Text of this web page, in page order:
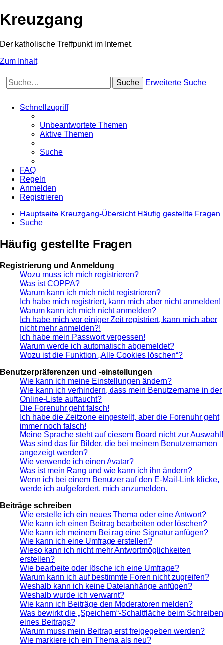
Kreuzgang
Der katholische Treffpunkt im Internet.
Zum Inhalt
Suche Erweiterte Suche
Schnellzugriff
Unbeantwortete Themen
Aktive Themen
Suche
FAQ
Regeln
Anmelden
Registrieren
Hauptseite Kreuzgang-Übersicht Häufig gestellte Fragen
Suche
Häufig gestellte Fragen
Registrierung und Anmeldung
Wozu muss ich mich registrieren?
Was ist COPPA?
Warum kann ich mich nicht registrieren?
Ich habe mich registriert, kann mich aber nicht anmelden!
Warum kann ich mich nicht anmelden?
Ich habe mich vor einiger Zeit registriert, kann mich aber
nicht mehr anmelden?!
Ich habe mein Passwort vergessen!
Warum werde ich automatisch abgemeldet?
Wozu ist die Funktion „Alle Cookies löschen“?
Benutzerpräferenzen und -einstellungen
Wie kann ich meine Einstellungen ändern?
Wie kann ich verhindern, dass mein Benutzername in der
Online-Liste auftaucht?
Die Forenuhr geht falsch!
Ich habe die Zeitzone eingestellt, aber die Forenuhr geht
immer noch falsch!
Meine Sprache steht auf diesem Board nicht zur Auswahl!
Was sind das für Bilder, die bei meinem Benutzernamen
angezeigt werden?
Wie verwende ich einen Avatar?
Was ist mein Rang und wie kann ich ihn ändern?
Wenn ich bei einem Benutzer auf den E-Mail-Link klicke,
werde ich aufgefordert, mich anzumelden.
Beiträge schreiben
Wie erstelle ich ein neues Thema oder eine Antwort?
Wie kann ich einen Beitrag bearbeiten oder löschen?
Wie kann ich meinem Beitrag eine Signatur anfügen?
Wie kann ich eine Umfrage erstellen?
Wieso kann ich nicht mehr Antwortmöglichkeiten
erstellen?
Wie bearbeite oder lösche ich eine Umfrage?
Warum kann ich auf bestimmte Foren nicht zugreifen?
Weshalb kann ich keine Dateianhänge anfügen?
Weshalb wurde ich verwarnt?
Wie kann ich Beiträge den Moderatoren melden?
Was bewirkt die „Speichern“-Schaltfläche beim Schreiben
eines Beitrags?
Warum muss mein Beitrag erst freigegeben werden?
Wie markiere ich ein Thema als neu?